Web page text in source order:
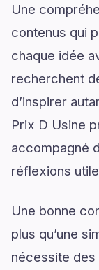
Une
contenus qui
chaque idée
recherchent
d’inspirer
Prix D Usine
accompagné
réflexions
Une bonne
plus qu’une
nécessite des